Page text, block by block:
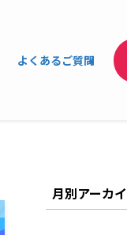
よくあるご質問
月別アーカ